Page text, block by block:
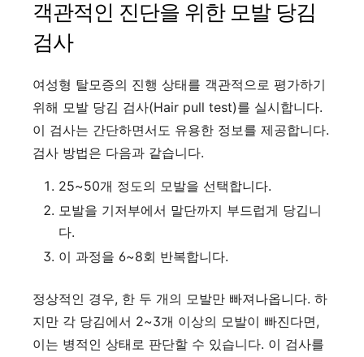
객관적인 진단을 위한 모발 당김
검사
여성형 탈모증의 진행 상태를 객관적으로 평가하기
위해 모발 당김 검사(Hair pull test)를 실시합니다.
이 검사는 간단하면서도 유용한 정보를 제공합니다.
검사 방법은 다음과 같습니다.
25~50개 정도의 모발을 선택합니다.
모발을 기저부에서 말단까지 부드럽게 당깁니
다.
이 과정을 6~8회 반복합니다.
정상적인 경우, 한 두 개의 모발만 빠져나옵니다. 하
지만 각 당김에서 2~3개 이상의 모발이 빠진다면,
이는 병적인 상태로 판단할 수 있습니다. 이 검사를